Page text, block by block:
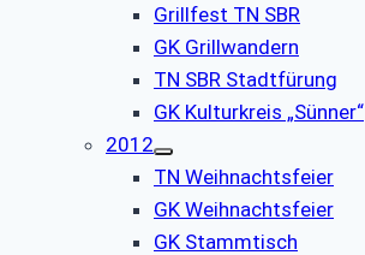
Grillfest TN SBR
GK Grillwandern
TN SBR Stadtfürung
GK Kulturkreis „Sünner“
2012
TN Weihnachtsfeier
GK Weihnachtsfeier
GK Stammtisch